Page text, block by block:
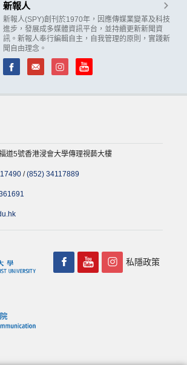
新報人
新報人(SPY)創刊於1970年，因應傳媒業變革及科技
進步，發展成多媒體資訊平台，並持續更新新聞資
訊。新報人奉行編輯自主，自我管理的原則，實踐新
聞自由理念。
道5號香港浸會大學傳理視藝大樓
/(852) 34117889
私隱政策